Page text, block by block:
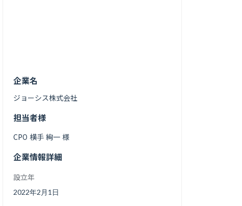
企業名
ジョーシス株式会社
担当者様
CPO 横手 絢一 様
企業情報詳細
設立年
2022年2月1日